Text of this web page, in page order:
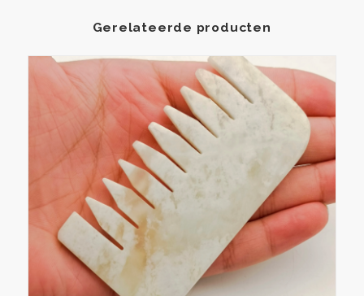
Gerelateerde producten